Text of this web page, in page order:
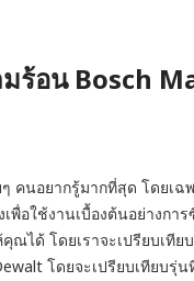
มร้อน Bosch
นอยากรู้มากที่สุด โดยเฉ
เพื่อใช้งานเบื้องต้นอย่า
ณได้ โดยเราจะเปรียบเ
โดยจะเปรียบเทียบ